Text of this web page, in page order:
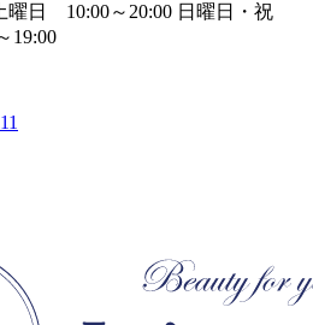
曜日 10:00～20:00 日曜日・祝
19:00